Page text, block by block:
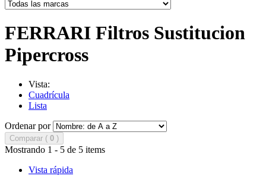
FERRARI Filtros Sustitucion
Pipercross
Vista:
Cuadrícula
Lista
Ordenar por
Comparar ( 0 )
Mostrando 1 - 5 de 5 items
Vista rápida